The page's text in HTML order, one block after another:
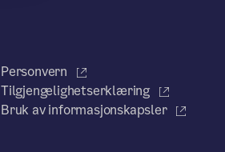
Personvern
Tilgjengelighetserklæring
Bruk av informasjonskapsler